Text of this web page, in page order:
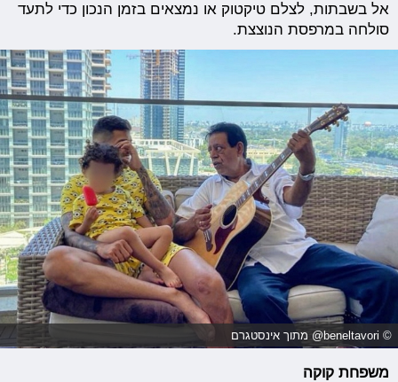
אל בשבתות, לצלם טיקטוק או נמצאים בזמן הנכון כדי לתעד
סולחה במרפסת הנוצצת.
© beneltavori@ מתוך אינסטגרם
משפחת קוקה